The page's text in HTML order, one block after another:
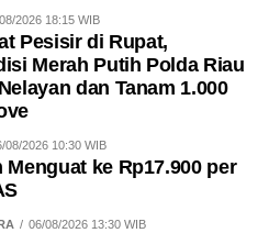
2026 18:15 WIB
Pesisir di Rupat,
Merah Putih Polda Riau
dan Tanam 1.000
08/2026 10:30 WIB
Menguat ke Rp17.900 per
06/08/2026 13:30 WIB